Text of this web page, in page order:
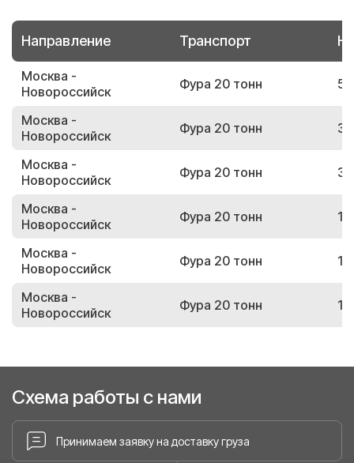
Направление Транспорт
Москва -
Новороссийск
Фура 20 тонн
Москва -
Новороссийск
Фура 20 тонн
Москва -
Новороссийск
Фура 20 тонн
Москва -
Новороссийск
Фура 20 тонн
Москва -
Новороссийск
Фура 20 тонн
Москва -
Новороссийск
Фура 20 тонн
Схема работы с нами
Принимаем заявку на доставку груза